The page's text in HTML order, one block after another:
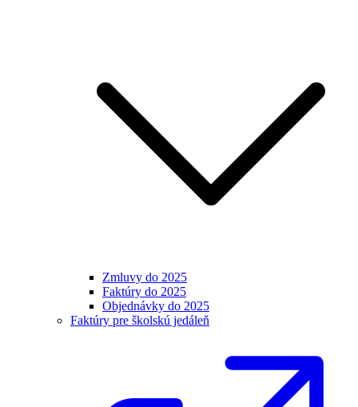
Zmluvy do 2025
Faktúry do 2025
Objednávky do 2025
Faktúry pre školskú jedáleň